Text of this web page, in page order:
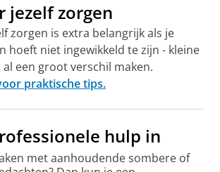
jezelf zorgen
zorgen is extra belangrijk als je
hoeft niet ingewikkeld te zijn - kleine
een groot verschil maken.
praktische tips.
hulp in
met aanhoudende sombere of